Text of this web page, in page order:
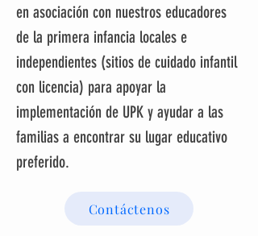
en asociación con nuestros educadores
de la primera infancia locales e
independientes (sitios de cuidado infantil
con licencia) para apoyar la
implementación de UPK y ayudar a las
familias a encontrar su lugar educativo
preferido.
Contáctenos